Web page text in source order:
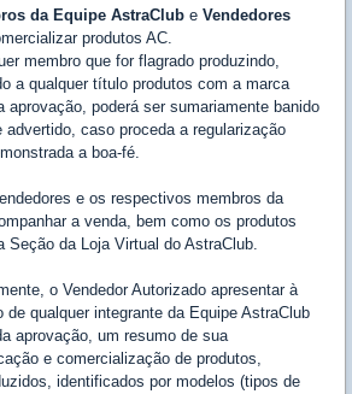
da Equipe AstraClub e Vendedores
produtos AC.
membro que for flagrado produzindo,
a qualquer título produtos com a marca
aprovação, poderá ser sumariamente banido
caso proceda a regularização
a boa-fé.
e os respectivos membros da
a venda, bem como os produtos
Seção da Loja Virtual do AstraClub.
o Vendedor Autorizado apresentar à
qualquer integrante da Equipe AstraClub
aprovação, um resumo de sua
e comercialização de produtos,
identificados por modelos (tipos de